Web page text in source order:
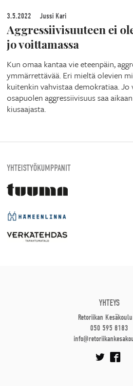
3.5.2022 Jussi Kari
Aggressiivisuuteen ei
jo voittamassa
Kun omaa kantaa vie eteenpäin,
ymmärrettävää. Eri mieltä olevien
kuitenkin vahvistaa demokratiaa.
osapuolen aggressiivisuus saa
kiusaajasta.
YHTEISTYÖKUMPPANIT
YHTEYS
Retoriikan
050 595 8183